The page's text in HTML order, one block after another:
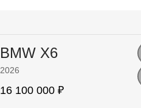
BMW X6
2026
16 100 000 ₽